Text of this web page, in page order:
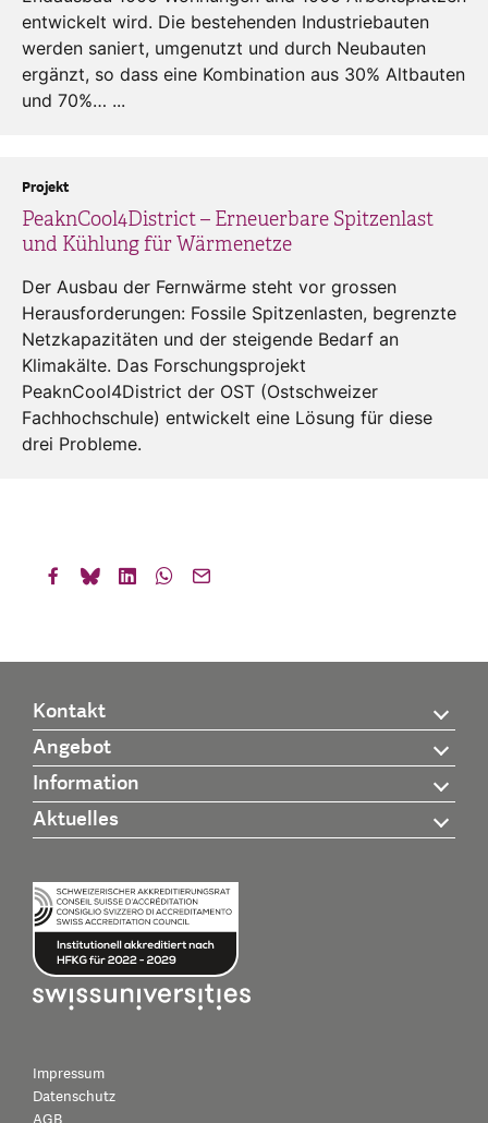
entwickelt wird. Die bestehenden Industriebauten
werden saniert, umgenutzt und durch Neubauten
ergänzt, so dass eine Kombination aus 30% Altbauten
und 70%… ...
PeaknCool4District – Erneuerbare Spitzenlast
und Kühlung für Wärmenetze
Projekt
Der Ausbau der Fernwärme steht vor grossen
Herausforderungen: Fossile Spitzenlasten, begrenzte
Netzkapazitäten und der steigende Bedarf an
Klimakälte. Das Forschungsprojekt
PeaknCool4District der OST (Ostschweizer
Fachhochschule) entwickelt eine Lösung für diese
drei Probleme.
Kontakt
Angebot
Information
Aktuelles
Impressum
Datenschutz